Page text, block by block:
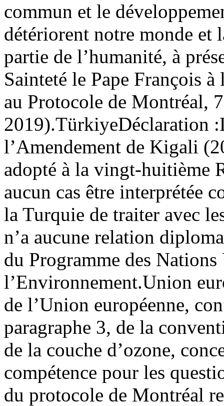
commun et le
détériorent notre monde et
partie de l’humanité, à
Sainteté le Pape François
au Protocole de Montréal,
2019).TürkiyeDéclaration :
l’Amendement de Kigali
adopté à la vingt-huitième
aucun cas être interprétée
la Turquie de traiter avec
n’a aucune relation
du Programme des
l’Environnement.Union
de l’Union européenne,
paragraphe 3, de la
de la couche d’ozone,
compétence pour les
du protocole de Montréal